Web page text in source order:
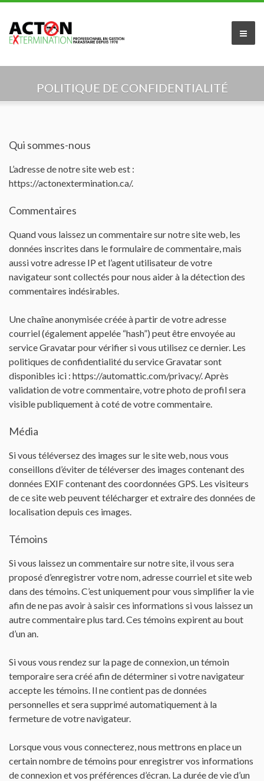
Secteur résidentiel
Indentification du parasite
Contactez-nous
POLITIQUE DE CONFIDENTIALITÉ
Qui sommes-nous
L’adresse de notre site web est :
https://actonextermination.ca/.
Commentaires
Quand vous laissez un commentaire sur notre site web, les
données inscrites dans le formulaire de commentaire, mais
aussi votre adresse IP et l’agent utilisateur de votre
navigateur sont collectés pour nous aider à la détection des
commentaires indésirables.
Une chaîne anonymisée créée à partir de votre adresse
courriel (également appelée “hash”) peut être envoyée au
service Gravatar pour vérifier si vous utilisez ce dernier. Les
politiques de confidentialité du service Gravatar sont
disponibles ici : https://automattic.com/privacy/. Après
validation de votre commentaire, votre photo de profil sera
visible publiquement à coté de votre commentaire.
Média
Si vous téléversez des images sur le site web, nous vous
conseillons d’éviter de téléverser des images contenant des
données EXIF contenant des coordonnées GPS. Les visiteurs
de ce site web peuvent télécharger et extraire des données de
localisation depuis ces images.
Témoins
Si vous laissez un commentaire sur notre site, il vous sera
proposé d’enregistrer votre nom, adresse courriel et site web
dans des témoins. C’est uniquement pour vous simplifier la vie
afin de ne pas avoir à saisir ces informations si vous laissez un
autre commentaire plus tard. Ces témoins expirent au bout
d’un an.
Si vous vous rendez sur la page de connexion, un témoin
temporaire sera créé afin de déterminer si votre navigateur
accepte les témoins. Il ne contient pas de données
personnelles et sera supprimé automatiquement à la
fermeture de votre navigateur.
Lorsque vous vous connecterez, nous mettrons en place un
certain nombre de témoins pour enregistrer vos informations
de connexion et vos préférences d’écran. La durée de vie d’un